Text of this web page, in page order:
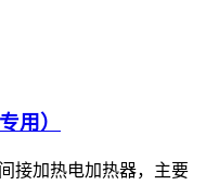
用）
接加热电加热器，主要